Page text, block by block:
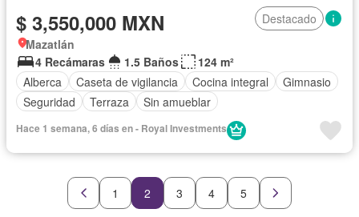
$ 3,550,000 MXN
Destacado
Mazatlán
4 Recámaras
1.5 Baños
124 m²
Alberca
Caseta de vigilancia Cocina integral
Gimnasio
Seguridad
Terraza Sin amueblar
Hace 1 semana, 6 días en - Royal Investments
1 2 3 4 5